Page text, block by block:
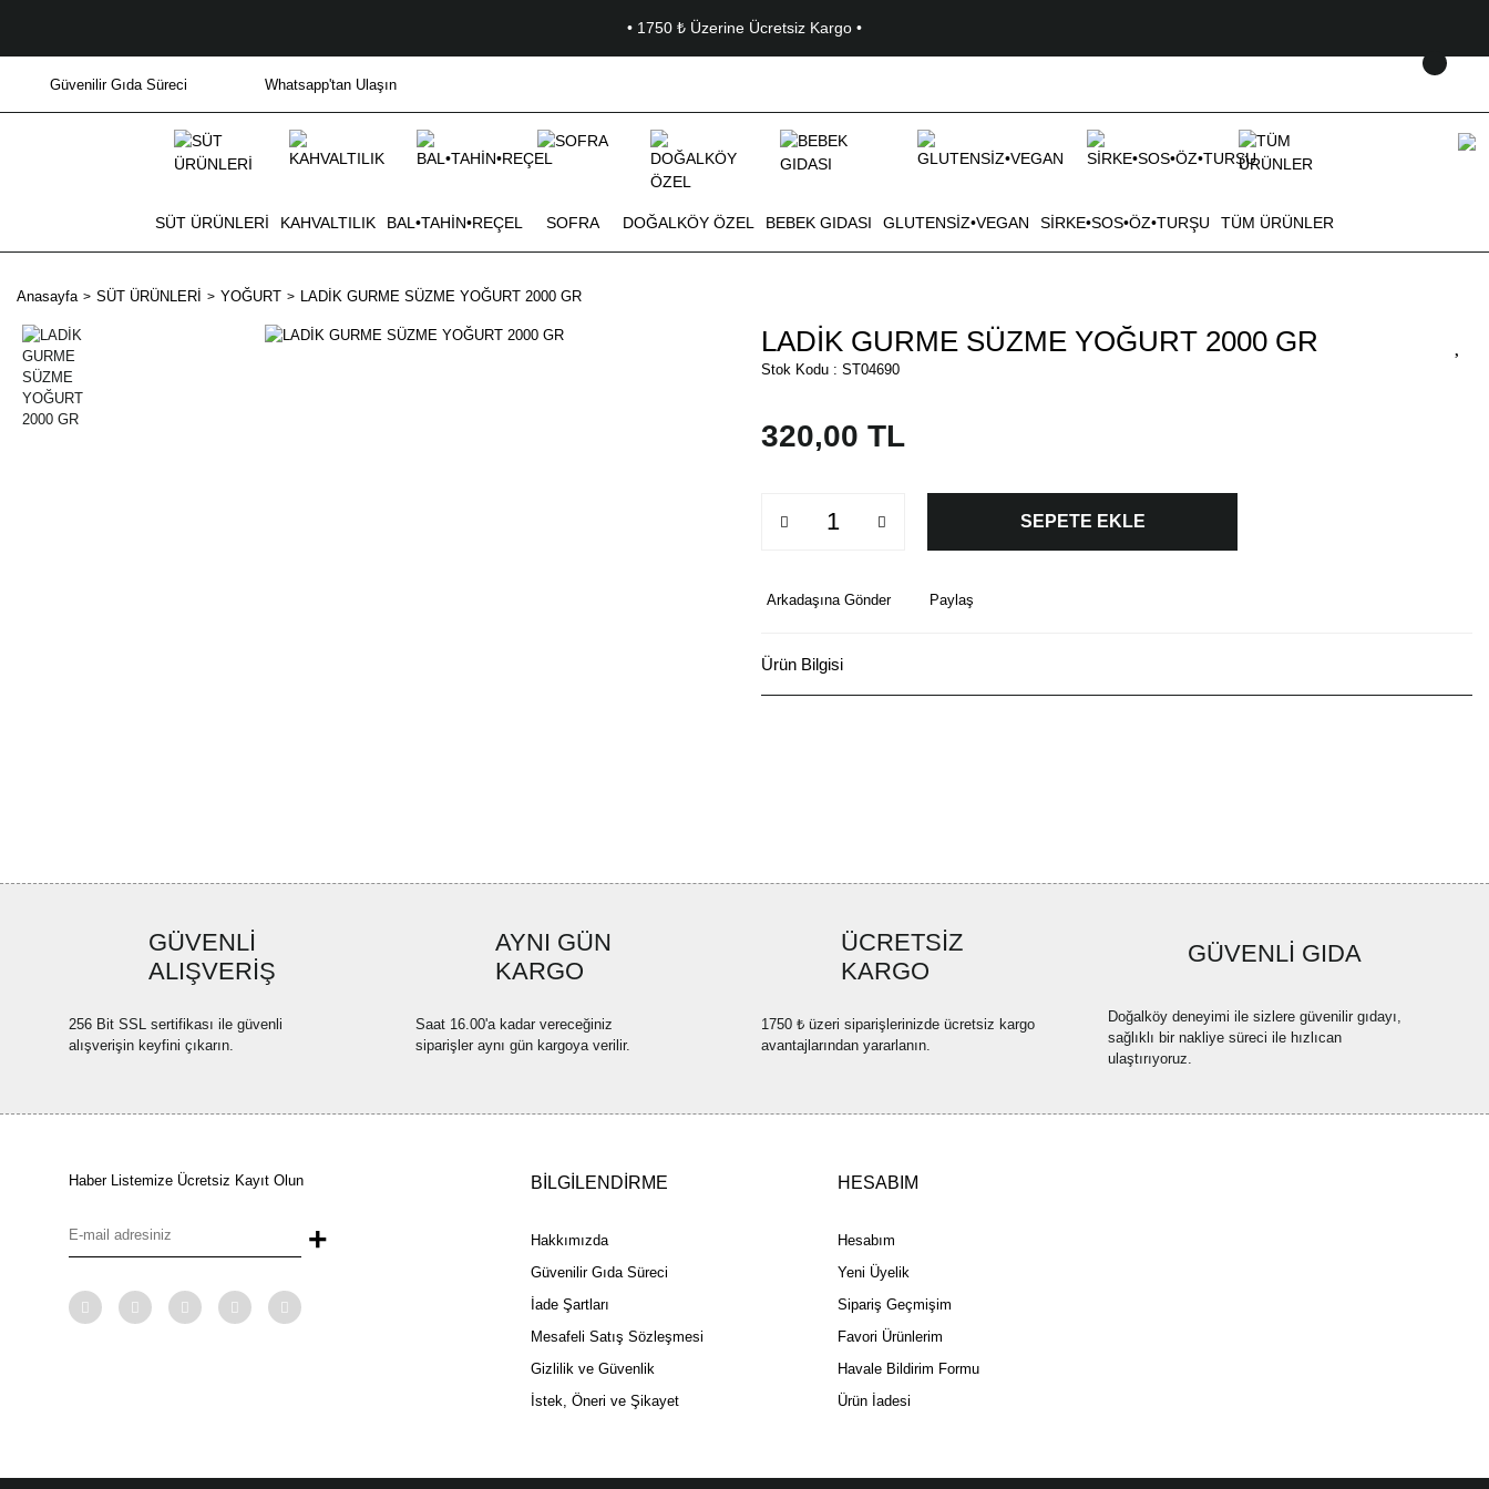
• 1750 ₺ Üzerine Ücretsiz Kargo •
Güvenilir Gıda Süreci Whatsapp'tan Ulaşın
SÜT ÜRÜNLERİ KAHVALTILIK BAL•TAHİN•REÇEL SOFRA DOĞALKÖY ÖZEL BEBEK GIDASI GLUTENSİZ•VEGAN SİRKE•SOS•ÖZ•TURŞU TÜM ÜRÜNLER
Anasayfa SÜT ÜRÜNLERİ YOĞURT LADİK GURME SÜZME YOĞURT 2000 GR
LADİK GURME SÜZME YOĞURT 2000 GR
Stok Kodu : ST04690
320,00 TL
SEPETE EKLE
Arkadaşına Gönder Paylaş
Ürün Bilgisi
GÜVENLİ
ALIŞVERİŞ
256 Bit SSL sertifikası ile güvenli
alışverişin keyfini çıkarın.
AYNI GÜN
KARGO
Saat 16.00'a kadar vereceğiniz
siparişler aynı gün kargoya verilir.
ÜCRETSİZ
KARGO
1750 ₺ üzeri siparişlerinizde ücretsiz kargo
avantajlarından yararlanın.
GÜVENLİ GIDA
Doğalköy deneyimi ile sizlere güvenilir gıdayı,
sağlıklı bir nakliye süreci ile hızlıcan
ulaştırıyoruz.
Haber Listemize Ücretsiz Kayıt Olun
+
BİLGİLENDİRME
Hakkımızda
Güvenilir Gıda Süreci
İade Şartları
Mesafeli Satış Sözleşmesi
Gizlilik ve Güvenlik
İstek, Öneri ve Şikayet
HESABIM
Hesabım
Yeni Üyelik
Sipariş Geçmişim
Favori Ürünlerim
Havale Bildirim Formu
Ürün İadesi